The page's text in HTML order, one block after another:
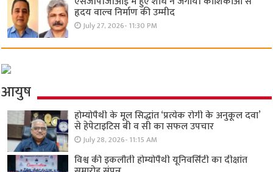
हृदय वाल्व निर्माण की उम्मीद
July 27, 2026- 11:30 PM
आयुष
होम्योपैथी के मूल सिद्धांत ‘प्रत्येक रोगी केे अनुकूल दवा’
से हेपेटाइटिस बी व सी का सफल उपचार
July 28, 2026- 11:15 AM
विश्व की इकलौती होम्योपैथी यूनिवर्सिटी का दीक्षांत